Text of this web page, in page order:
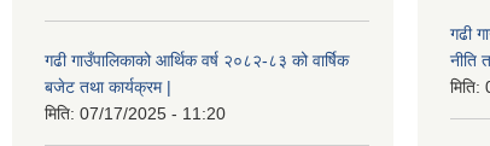
गढी गाउँपालिकाको आर्थिक वर्ष २०८२-८३ को वार्षिक
बजेट तथा कार्यक्रम |
मिति: 07/17/2025 - 11:20
गढी
नीति
मिति: